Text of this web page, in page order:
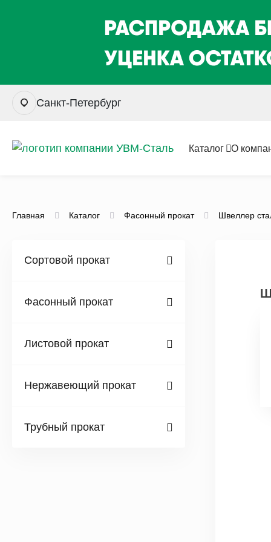
Санкт-Петербург
Каталог О
Главная Каталог Фасонный прокат Швеллер
Сортовой прокат
Фасонный прокат
Листовой прокат
Нержавеющий прокат
Трубный прокат